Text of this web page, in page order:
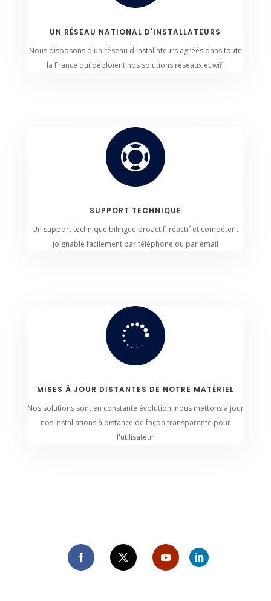
UN RÉSEAU NATIONAL D'INSTALLATEURS
Nous disposons d'un réseau d'installateurs agréés dans toute
la France qui déploient nos solutions réseaux et wifi

SUPPORT TECHNIQUE
Un support technique bilingue proactif, réactif et compétent
joignable facilement par téléphone ou par email

MISES À JOUR DISTANTES DE NOTRE MATÉRIEL
Nos solutions sont en constante évolution, nous mettons à jour
nos installations à distance de façon transparente pour
l'utilisateur